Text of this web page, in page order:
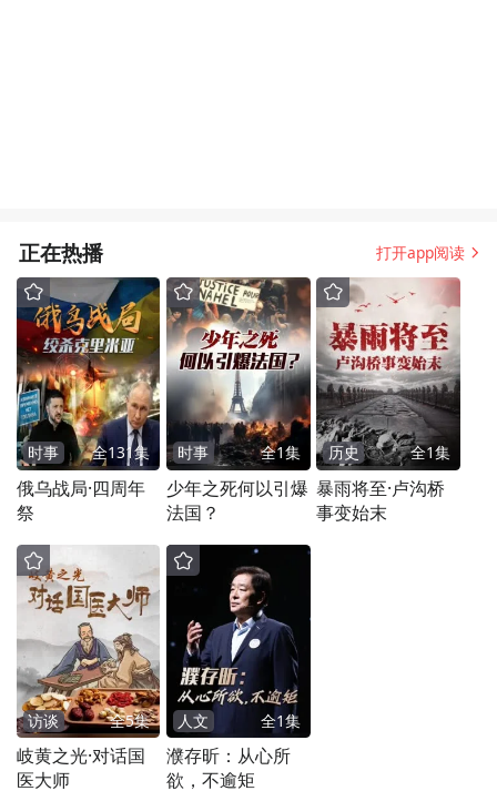
正在热播 打开app阅读
时事 全131集
俄乌战局·四周年
祭
时事 全1集
少年之死何以引爆
法国？
历史 全1集
暴雨将至·卢沟桥
事变始末
访谈 全5集
岐黄之光·对话国
医大师
人文 全1集
濮存昕：从心所
欲，不逾矩